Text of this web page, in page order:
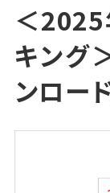
＜2025
キング
ンロー